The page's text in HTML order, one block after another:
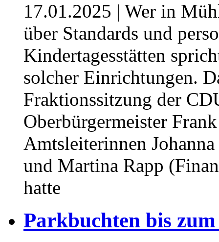
17.01.2025 | Wer in
über Standards und
Kindertagesstätten
solcher Einrichtungen.
Fraktionssitzung der
Oberbürgermeister
Amtsleiterinnen
und Martina Rapp
hatte
Parkbuchten bis